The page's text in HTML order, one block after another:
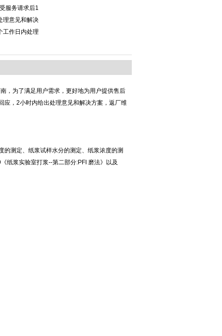
服务请求后1
理意见和解决
工作日内处理
，为了满足用户需求，更好地为用户提供售后
应，2小时内给出处理意见和解决方案，返厂维
的测定、纸浆试样水分的测定、纸浆浓度的测
纸浆实验室打浆--第二部分:PFI 磨法》以及